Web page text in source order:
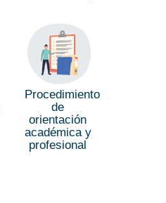
Procedimiento
de
orientación
académica y
profesional